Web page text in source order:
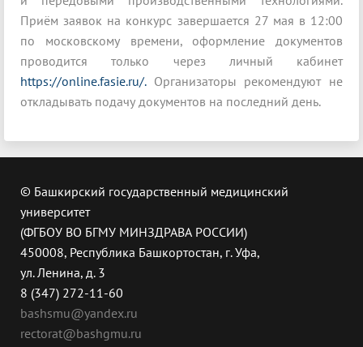
Приём заявок на конкурс завершается 27 мая в 12:00
по московскому времени, оформление документов
проводится только через личный кабинет
https://online.fasie.ru/.Организаторы рекомендуют не
откладывать подачу документов на последний день.
© Башкирский государственный медицинский
университет
(ФГБОУ ВО БГМУ МИНЗДРАВА РОССИИ)
450008, Республика Башкортостан, г. Уфа,
ул. Ленина, д. 3
8 (347) 272-11-60
bashsmu@yandex.ru
rectorat@bashgmu.ru